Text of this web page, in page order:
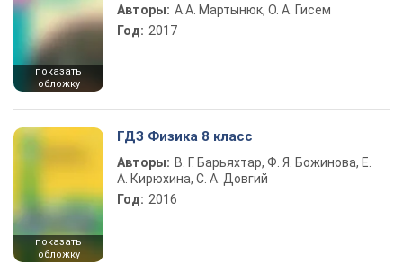
показать
обложку
Авторы: А.А. Мартынюк, О. А. Гисем
Год: 2017
показать
обложку
ГДЗ Физика 8 класс
Авторы: В. Г. Барьяхтар, Ф. Я. Божинова, Е.
А. Кирюхина, С. А. Довгий
Год: 2016